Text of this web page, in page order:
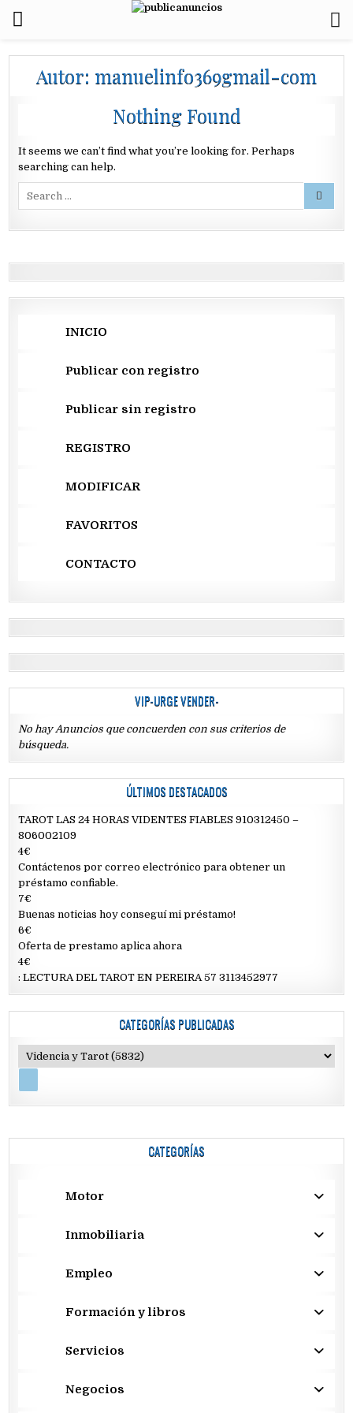
Autor: manuelinfo369gmail-com
Nothing Found
It seems we can’t find what you’re looking for. Perhaps
searching can help.
INICIO
Publicar con registro
Publicar sin registro
REGISTRO
MODIFICAR
FAVORITOS
CONTACTO
VIP-URGE VENDER-
No hay Anuncios que concuerden con sus criterios de
búsqueda.
ÚLTIMOS DESTACADOS
TAROT LAS 24 HORAS VIDENTES FIABLES 910312450 –
806002109
4€
Contáctenos por correo electrónico para obtener un
préstamo confiable.
7€
Buenas noticias hoy conseguí mi préstamo!
6€
Oferta de prestamo aplica ahora
4€
: LECTURA DEL TAROT EN PEREIRA 57 3113452977
CATEGORÍAS PUBLICADAS
CATEGORÍAS
Motor
Inmobiliaria
Empleo
Formación y libros
Servicios
Negocios